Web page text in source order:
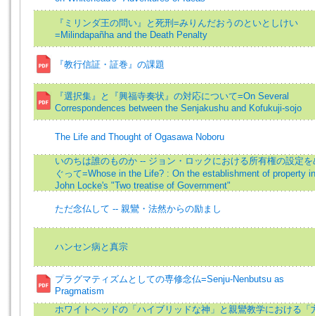
『ミリンダ王の問い』と死刑=みりんだおうのといとしけい
=Milindapañha and the Death Penalty
『教行信証・証巻』の課題
『選択集』と『興福寺奏状』の対応について=On Several
Correspondences between the Senjakushu and Kofukuji-sojo
The Life and Thought of Ogasawa Noboru
いのちは誰のものか -- ジョン・ロックにおける所有権の設定を
ぐって=Whose in the Life? : On the establishment of property in
John Locke's "Two treatise of Government"
ただ念仏して -- 親鸞・法然からの励まし
ハンセン病と真宗
プラグマティズムとしての専修念仏=Senju-Nenbutsu as
Pragmatism
ホワイトヘッドの「ハイブリッドな神」と親鸞教学における「